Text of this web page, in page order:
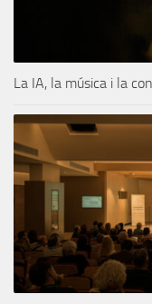
La IA, la música i la